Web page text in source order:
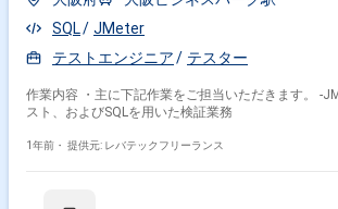
SQL
JMeter
テストエンジニア
テスター
作業内容 ・主に下記作業をご担当いただきます。 -JMeterを用いた性能テ
スト、およびSQLを用いた検証業務
1年前・ 提供元: レバテックフリーランス